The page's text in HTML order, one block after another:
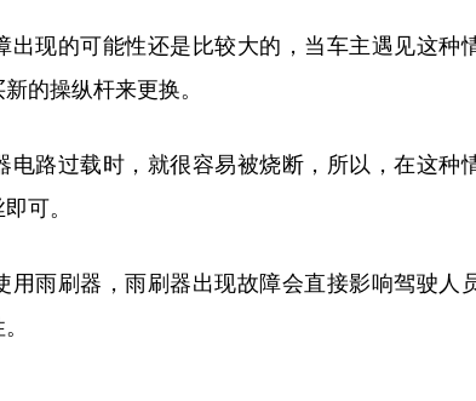
出现的可能性还是比较大的，当车主遇见这种
的操纵杆来更换。
电路过载时，就很容易被烧断，所以，在这种
可。
用雨刷器，雨刷器出现故障会直接影响驾驶人